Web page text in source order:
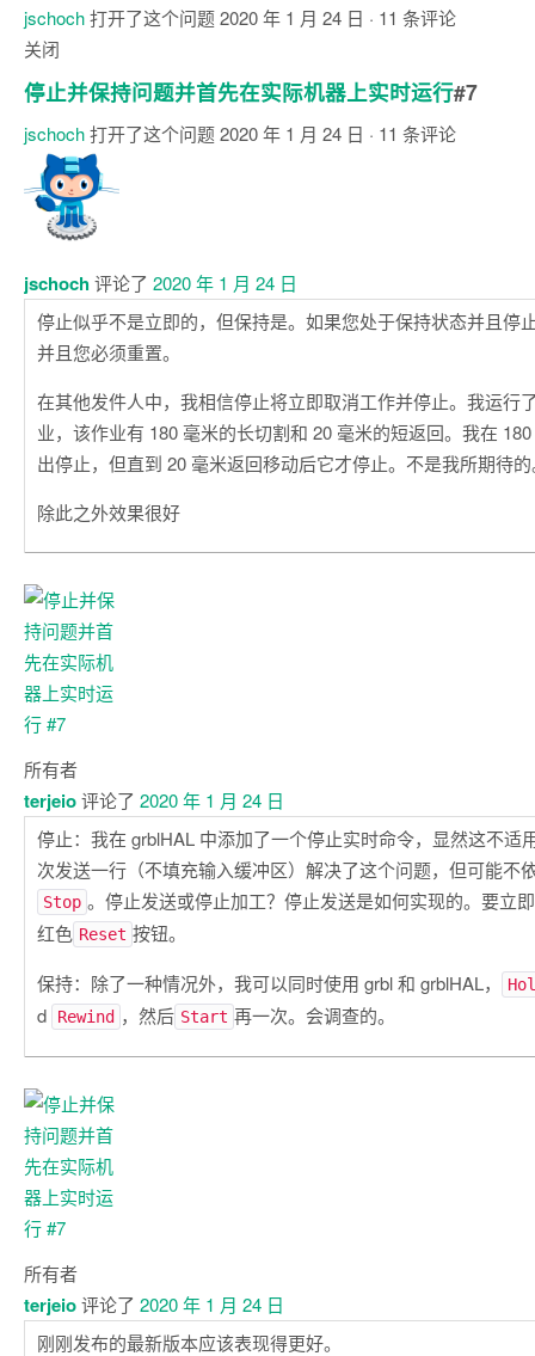
jschoch打开了这个问题2020 年 1 月 24 日 · 11 条评论
关闭
停止并保持问题并首先在实际机器上实时运行#7
jschoch打开了这个问题2020 年 1 月 24 日 · 11 条评论
评
论
jschoch评论了 2020 年 1 月 24 日
停止似乎不是立即的，但保持是。如果您处于保持状态并且停
并且您必须重置。
在其他发件人中，我相信停止将立即取消工作并停止。我运行
业，该作业有 180 毫米的长切割和 20 毫米的短返回。我在
出停止，但直到 20 毫米返回移动后它才停止。不是我所期待
除此之外效果很好
所有者
terjeio评论了 2020 年 1 月 24 日
停止：我在 grblHAL 中添加了一个停止实时命令，显然这不适
次发送一行（不填充输入缓冲区）解决了这个问题，但可能不
Stop 。停止发送或停止加工？停止发送是如何实现的。要立
红色 Reset 按钮。
保持：除了一种情况外，我可以同时使用 grbl 和 grblHAL，
d Rewind ，然后 Start 再一次。会调查的。
所有者
terjeio评论了 2020 年 1 月 24 日
刚刚发布的最新版本应该表现得更好。